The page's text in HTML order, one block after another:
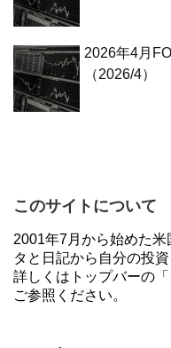
2026年4月
（2026/4）
このサイトについて
2001年7月から始めた
タと日記から自分の投
詳しくはトップバーの
ご参照ください。